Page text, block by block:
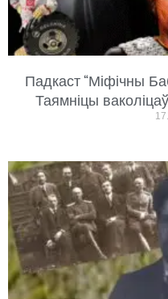
Падкаст “Міфічны
Таямніцы